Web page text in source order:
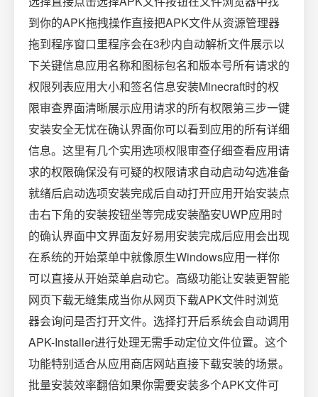
到你的APK拖拽操作直接把APK文件从资源管理器
拖到程序窗口里程序会在3秒内自动解析文件展示以
下关键信息应用名称和图标包名和版本号所有请求的
权限列表应用大小和签名信息安装Minecraft时的权
限审查界面清晰展示应用请求的所有权限第三步一键
安装安全无忧在确认界面你可以看到应用的所有详细
信息。这里有几个实用选项权限审查仔细查看应用请
求的权限确保没有可疑的权限请求自动启动勾选准备
就绪后启动选项安装完成后自动打开应用开始安装点
击右下角的安装按钮坐等完成安装酷安UWP应用时
的确认界面中文界面友好易用安装完成后应用会出现
在系统的开始菜单中就像原生Windows应用一样你
可以直接从开始菜单启动它。高级功能让安装更智能
网页下载无缝集成当你从网页下载APK文件时浏览
器会询问是否打开文件。选择打开后系统会自动调用
APK-Installer进行处理无需手动定位文件位置。这个
功能特别适合从应用商店网站直接下载安装的场景。
批量安装效率翻倍如果你需要安装多个APK文件可